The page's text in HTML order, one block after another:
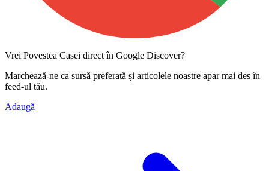
Vrei Povestea Casei direct în Google Discover?
Marchează-ne ca sursă preferată și articolele noastre apar mai des în
feed-ul tău.
Adaugă